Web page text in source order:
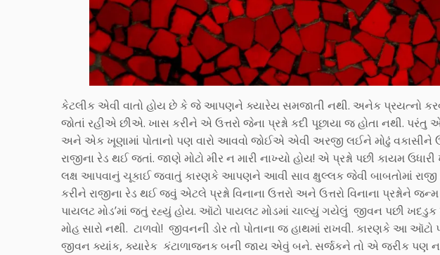
કેટલીક એવી વાતો હોય છે કે જે આપણને ક્યારેય સમજાતી નથી. અનેક પ્રયત્નો
જોતાં રહીએ છીએ. ખાસ કરીને એ ઉત્તરો જેના પ્રશ્નો કદી પૂછાયા જ હોતા નથી.
અને એક ખૂણામાં પોતાનો પણ વારો આવવો જોઈએ એવી અરજી લઈને મોઢું વકાસીને
રાજીના રેડ થઈ જતાં. જાણે મોટો મીર ન મારી નાખ્યો હોય! એ પ્રશ્નો પછી કાયમ
લક્ષ આપવાનું ચૂકાઈ જવાતું કારણકે આપણને આવી સાવ ક્ષુલ્લક જેવી બાબતોમાં
કરીને રાજીના રેડ થઈ જવું એટલે પ્રશ્નો વિનાના ઉત્તરો અને ઉત્તરો વિનાના
પાયલટ મોડ’માં જતું રહ્યું હોય. ઑટો પાયલટ મોડમાં ચાલ્યું ગયેલું જીવન પછી
મોહ સારો નથી. ટાળવો! જીવનની ડોર તો પોતાના જ હાથમાં રાખવી. કારણકે આ
જીવન ક્યાંક, ક્યારેક કંટાળાજનક બની જાય એવું બને. સર્જકને તો એ જરીક પણ ન